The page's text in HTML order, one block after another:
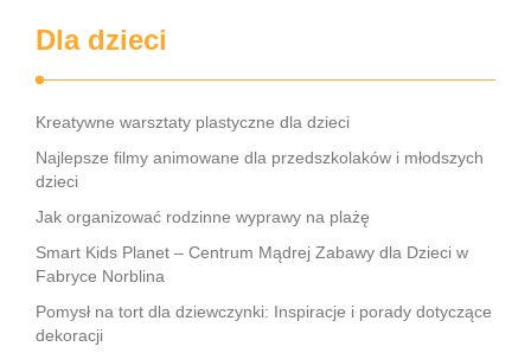
Dla dzieci
Kreatywne warsztaty plastyczne dla dzieci
Najlepsze filmy animowane dla przedszkolaków i młodszych
dzieci
Jak organizować rodzinne wyprawy na plażę
Smart Kids Planet – Centrum Mądrej Zabawy dla Dzieci w
Fabryce Norblina
Pomysł na tort dla dziewczynki: Inspiracje i porady dotyczące
dekoracji